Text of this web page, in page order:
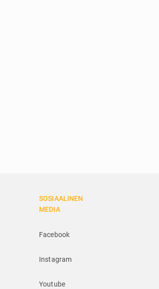
SOSIAALINEN
MEDIA
Facebook
Instagram
Youtube